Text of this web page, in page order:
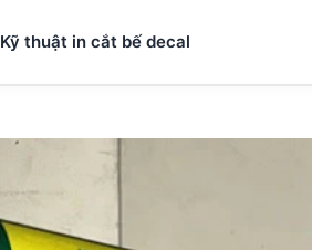
Kỹ thuật in cắt bế decal